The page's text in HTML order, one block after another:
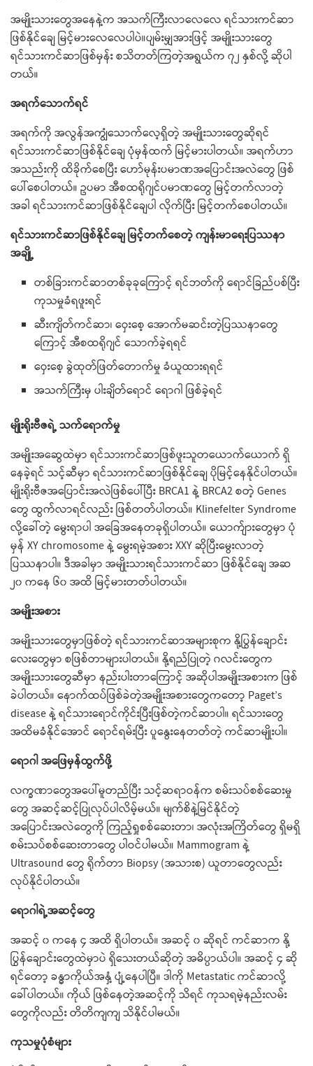
အမျိုးသားတွေအနေနဲ့က အသက်ကြီးလာလေလေ ရင်သားကင်ဆာ
ဖြစ်နိုင်ချေ မြင့်မားလေလေပါပဲ။ပျမ်းမျှအားဖြင့် အမျိုးသားတွေ
ရင်သားကင်ဆာဖြစ်မှန်း စသိတတ်ကြတဲ့အရွယ်က ၇၂ နှစ်လို့ ဆိုပါ
တယ်။
အရက်သောက်ရင်
အရက်ကို အလွန်အကျွံသောက်လေ့ရှိတဲ့ အမျိုးသားတွေဆိုရင်
ရင်သားကင်ဆာဖြစ်နိုင်ချေ ပုံမှန်ထက် မြင့်မားပါတယ်။ အရက်ဟာ
အသည်းကို ထိခိုက်စေပြီး ဟော်မုန်းပမာဏအပြောင်းအလဲတွေ ဖြစ်
ပေါ်စေပါတယ်။ ဥပမာ အီစထရိုဂျင်ပမာဏတွေ မြင့်တက်လာတဲ့
အခါ ရင်သားကင်ဆာဖြစ်နိုင်ချေပါ လိုက်ပြီး မြင့်တက်စေပါတယ်။
ရင်သားကင်ဆာဖြစ်နိုင်ချေ မြင့်တက်စေတဲ့ ကျန်းမာရေးပြဿနာ
အချို့
တစ်ခြားကင်ဆာတစ်ခုခုကြောင့် ရင်ဘတ်ကို ရောင်ခြည်ပစ်ပြီး
ကုသမှုခံရဖူးရင်
ဆီးကျိတ်ကင်ဆာ၊ ဝှေးစေ့ အောက်မဆင်းတဲ့ပြဿနာတွေ
ကြောင့် အီစထရိုဂျင် သောက်ခဲ့ရရင်
ဝှေးစေ့ ခွဲထုတ်ဖြတ်တောက်မှု ခံယူထားရရင်
အသက်ကြီးမှ ပါးချိတ်ရောင် ရောဂါ ဖြစ်ခဲ့ရင်
မျိုးရိုးဗီဇရဲ့ သက်ရောက်မှု
အမျိုးအဆွေထဲမှာ ရင်သားကင်ဆာဖြစ်ဖူးသူတယောက်ယောက် ရှိ
နေခဲ့ရင် သင့်ဆီမှာ ရင်သားကင်ဆာဖြစ်နိုင်ချေ ပိုမြင့်နေနိုင်ပါတယ်။
မျိုးရိုးဗီဇအပြောင်းအလဲဖြစ်ပေါ်ပြီး BRCA1 နဲ့ BRCA2 စတဲ့ Genes
တွေ ထွက်လာရင်လည်း ဖြစ်တတ်ပါတယ်။ Klinefelter Syndrome
လို့ခေါ်တဲ့ မွေးရာပါ အခြေအနေတခုရှိပါတယ်။ ယောက်ျားတွေမှာ ပုံ
မှန် XY chromosome နဲ့ မွေးရမဲ့အစား XXY ဆိုပြီးမွေးလာတဲ့
ပြဿနာပါ။ ဒီအခါမှာ အမျိုးသားရင်သားကင်ဆာ ဖြစ်နိုင်ချေ အဆ
၂၀ ကနေ ၆၀ အထိ မြင့်မားတတ်ပါတယ်။
အမျိုးအစား
အမျိုးသားတွေမှာဖြစ်တဲ့ ရင်သားကင်ဆာအများစုက နို့ပြွန်ချောင်း
လေးတွေမှာ စဖြစ်တာများပါတယ်။ နို့ရည်ပြုတဲ့ ဂလင်းတွေက
အမျိုးသားတွေဆီမှာ နည်းပါးတာကြောင့် အဆိုပါအမျိုးအစားက ဖြစ်
ခဲပါတယ်။ နောက်ထပ်ဖြစ်ခဲတဲ့အမျိုးအစားတွေကတော့ Paget’s
disease နဲ့ ရင်သားရောင်ကိုင်းပြီးဖြစ်တဲ့ကင်ဆာပါ။ ရင်သားတွေ
အထိမခံနိုင်အောင် ရောင်ရမ်းပြီး ပူနွေးနေတတ်တဲ့ ကင်ဆာမျိုးပါ။
ရောဂါ အဖြေမှန်ထွက်ဖို့
လက္ခဏာတွေအပေါ်မူတည်ပြီး သင့်ဆရာဝန်က စမ်းသပ်စစ်ဆေးမှု
တွေ အဆင့်ဆင့်ပြုလုပ်ပါလိမ့်မယ်။ မျက်စိနဲ့မြင်နိုင်တဲ့
အပြောင်းအလဲတွေကို ကြည့်ရှုစစ်ဆေးတာ၊ အလုံးအကြိတ်တွေ ရှိမရှိ
စမ်းသပ်စစ်ဆေးတာတွေ ပါဝင်ပါမယ်။ Mammogram နဲ့
Ultrasound တွေ ရိုက်တာ Biopsy (အသားစ) ယူတာတွေလည်း
လုပ်နိုင်ပါတယ်။
ရောဂါရဲ့အဆင့်တွေ
အဆင့် ၀ ကနေ ၄ အထိ ရှိပါတယ်။ အဆင့် ၀ ဆိုရင် ကင်ဆာက နို့
ပြွန်ချောင်းတွေထဲမှာပဲ ရှိသေးတယ်ဆိုတဲ့ အဓိပ္ပာယ်ပါ။ အဆင့် ၄ ဆို
ရင်တော့ ခန္ဓာကိုယ်အနှံ့ ပျံ့နေပါပြီ။ ဒါကို Metastatic ကင်ဆာလို့
ခေါ်ပါတယ်။ ကိုယ် ဖြစ်နေတဲ့အဆင့်ကို သိရင် ကုသရမဲ့နည်းလမ်း
တွေကိုလည်း တိတိကျကျ သိနိုင်ပါမယ်။
ကုသမှုပုံစံများ